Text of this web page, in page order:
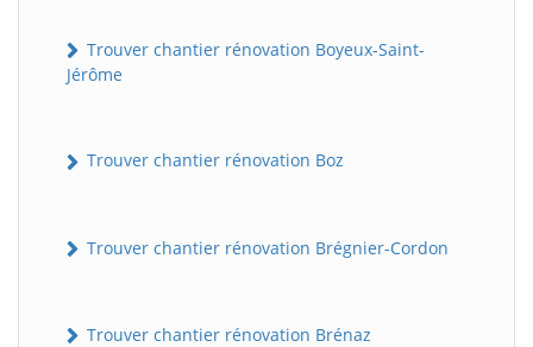
Trouver chantier rénovation Boyeux-Saint-
Jérôme
Trouver chantier rénovation Boz
Trouver chantier rénovation Brégnier-Cordon
Trouver chantier rénovation Brénaz